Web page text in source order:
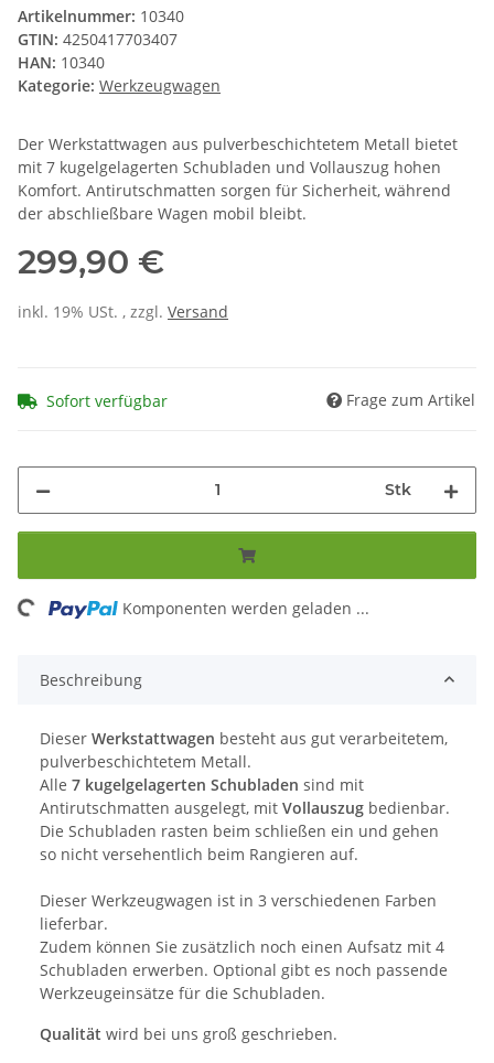
Artikelnummer: 10340
GTIN: 4250417703407
HAN: 10340
Kategorie: Werkzeugwagen
Der Werkstattwagen aus pulverbeschichtetem Metall bietet
mit 7 kugelgelagerten Schubladen und Vollauszug hohen
Komfort. Antirutschmatten sorgen für Sicherheit, während
der abschließbare Wagen mobil bleibt.
299,90 €
inkl. 19% USt. , zzgl. Versand
Sofort verfügbar Frage zum Artikel
Stk
Komponenten werden geladen ...
Beschreibung
Dieser Werkstattwagen besteht aus gut verarbeitetem,
pulverbeschichtetem Metall.
Alle 7 kugelgelagerten Schubladen sind mit
Antirutschmatten ausgelegt, mit Vollauszug bedienbar.
Die Schubladen rasten beim schließen ein und gehen
so nicht versehentlich beim Rangieren auf.
Dieser Werkzeugwagen ist in 3 verschiedenen Farben
lieferbar.
Zudem können Sie zusätzlich noch einen Aufsatz mit 4
Schubladen erwerben. Optional gibt es noch passende
Werkzeugeinsätze für die Schubladen.
Qualität wird bei uns groß geschrieben.